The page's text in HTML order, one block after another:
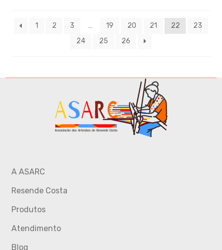
1 2 3 … 19 20 21 22
23
24
25 26
A ASARC
Resende Costa
Produtos
Atendimento
Blog